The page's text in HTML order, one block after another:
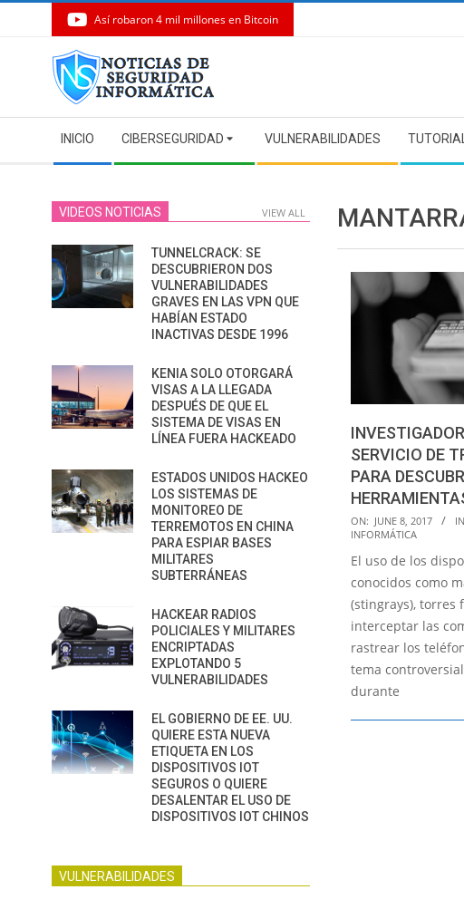
Así robaron 4 mil millones en Bitcoin
Navigation
Menu
INICIO CIBERSEGURIDAD VULNERABILIDADES
SERVICIO DE
PARA
2017-
06-
08
ON: JUNE 8, 2017
INFORMÁTICA
El uso de los
conocidos como
(stingrays), torres
interceptar las
rastrear los
tema
durante
VIDEOS NOTICIAS VIEW ALL
TUNNELCRACK: SE
DESCUBRIERON DOS
VULNERABILIDADES
GRAVES EN LAS VPN QUE
HABÍAN ESTADO
INACTIVAS DESDE 1996
KENIA SOLO OTORGARÁ
VISAS A LA LLEGADA
DESPUÉS DE QUE EL
SISTEMA DE VISAS EN
LÍNEA FUERA HACKEADO
ESTADOS UNIDOS HACKEO
LOS SISTEMAS DE
MONITOREO DE
TERREMOTOS EN CHINA
PARA ESPIAR BASES
MILITARES
SUBTERRÁNEAS
HACKEAR RADIOS
POLICIALES Y MILITARES
ENCRIPTADAS
EXPLOTANDO 5
VULNERABILIDADES
EL GOBIERNO DE EE. UU.
QUIERE ESTA NUEVA
ETIQUETA EN LOS
DISPOSITIVOS IOT
SEGUROS O QUIERE
DESALENTAR EL USO DE
DISPOSITIVOS IOT CHINOS
VULNERABILIDADES